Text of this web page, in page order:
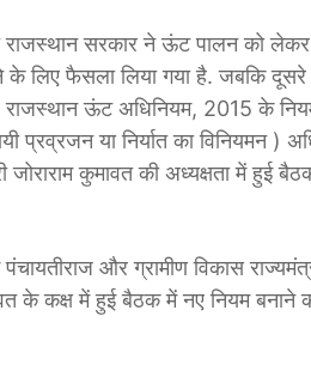
सरकार ने ऊंट पालन को
लिए फैसला लिया गया है. जबकि दूसरे
ऊंट अधिनियम, 2015 के
या निर्यात का विनियमन )
कुमावत की अध्यक्षता में हुई
और ग्रामीण विकास
के कक्ष में हुई बैठक में नए नियम बनाने